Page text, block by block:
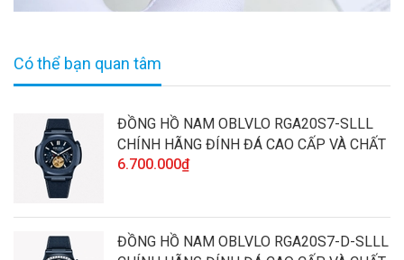
Có thể bạn quan tâm
ĐỒNG HỒ NAM OBLVLO RGA20S7-SLLL
CHÍNH HÃNG ĐÍNH ĐÁ CAO CẤP VÀ CHẤT
LƯỢNG
6.700.000₫
ĐỒNG HỒ NAM OBLVLO RGA20S7-D-SLLL